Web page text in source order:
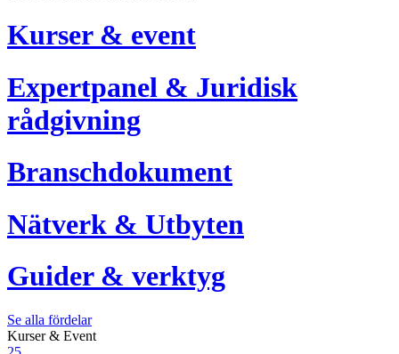
Kurser & event
Expertpanel & Juridisk
rådgivning
Branschdokument
Nätverk & Utbyten
Guider & verktyg
Se alla fördelar
Kurser & Event